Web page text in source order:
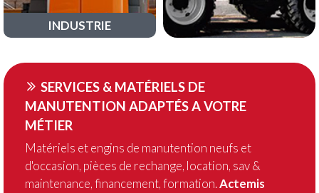
INDUSTRIE
SERVICES & MATÉRIELS DE
MANUTENTION ADAPTÉS A VOTRE
MÉTIER
Matériels et engins de manutention neufs et
d'occasion, pièces de rechange, location, sav &
maintenance, financement, formation.Actemis